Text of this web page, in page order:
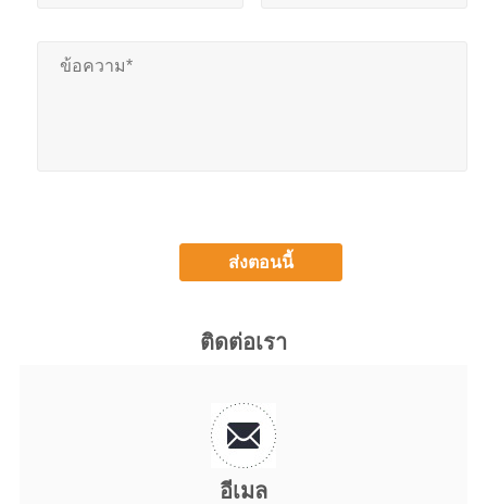
ติดต่อเรา
อีเมล